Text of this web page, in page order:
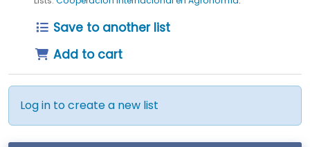
Save to another list
Add to cart
Log in to create a new list